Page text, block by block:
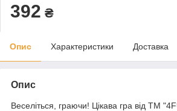
392 ₴
Опис Характеристики Доставка
Опис
Веселіться, граючи! Цікава гра від ТМ